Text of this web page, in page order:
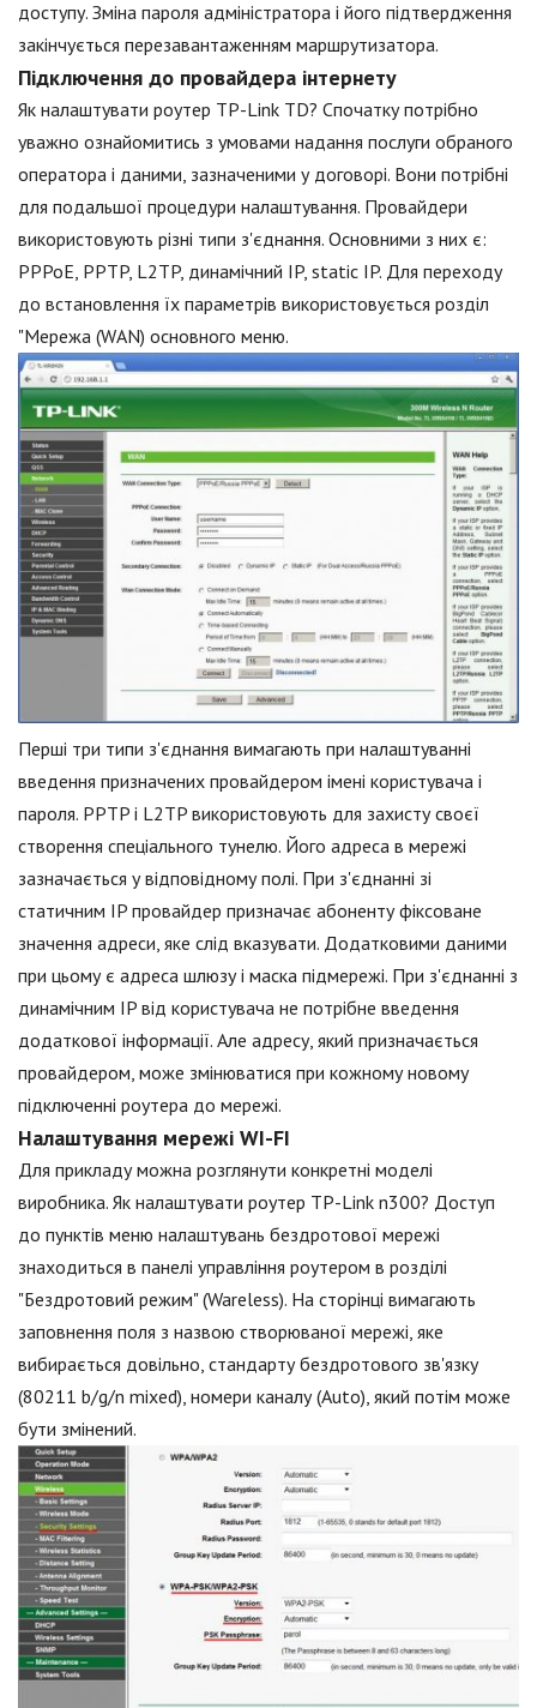
доступу. Зміна пароля адміністратора і його підтвердження
закінчується перезавантаженням маршрутизатора.
Підключення до провайдера інтернету
Як налаштувати роутер TP-Link TD? Спочатку потрібно
уважно ознайомитись з умовами надання послуги обраного
оператора і даними, зазначеними у договорі. Вони потрібні
для подальшої процедури налаштування. Провайдери
використовують різні типи з'єднання. Основними з них є:
PPPoE, PPTP, L2TP, динамічний IP, static IP. Для переходу
до встановлення їх параметрів використовується розділ
"Мережа (WAN) основного меню.
Перші три типи з'єднання вимагають при налаштуванні
введення призначених провайдером імені користувача і
пароля. PPTP і L2TP використовують для захисту своєї
створення спеціального тунелю. Його адреса в мережі
зазначається у відповідному полі. При з'єднанні зі
статичним IP провайдер призначає абоненту фіксоване
значення адреси, яке слід вказувати. Додатковими даними
при цьому є адреса шлюзу і маска підмережі. При з'єднанні з
динамічним IP від користувача не потрібне введення
додаткової інформації. Але адресу, який призначається
провайдером, може змінюватися при кожному новому
підключенні роутера до мережі.
Налаштування мережі WI-FI
Для прикладу можна розглянути конкретні моделі
виробника. Як налаштувати роутер TP-Link n300? Доступ
до пунктів меню налаштувань бездротової мережі
знаходиться в панелі управління роутером в розділі
"Бездротовий режим" (Wareless). На сторінці вимагають
заповнення поля з назвою створюваної мережі, яке
вибирається довільно, стандарту бездротового зв'язку
(80211 b/g/n mixed), номери каналу (Auto), який потім може
бути змінений.